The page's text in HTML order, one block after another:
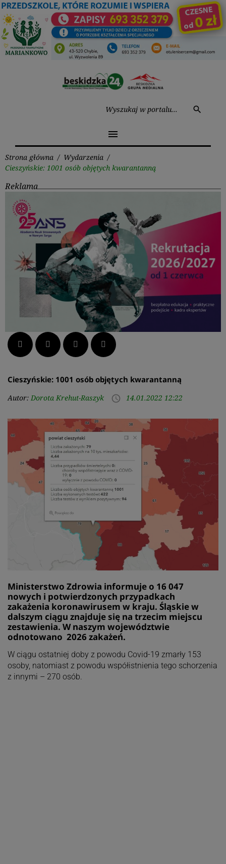
Przejdź
do
treści
search
menu
Strona główna / Wydarzenia /
Cieszyńskie: 1001 osób objętych kwarantanną
Reklama
Facebook Twitter LinkedIn Pinterest
Cieszyńskie: 1001 osób objętych kwarantanną
Autor: Dorota Krehut-Raszyk access_time 14.01.2022 12:22
Ministerstwo Zdrowia informuje o 16 047
nowych i potwierdzonych przypadkach
zakażenia koronawirusem w kraju. Śląskie w
dalszym ciągu znajduje się na trzecim miejscu
zestawienia. W naszym województwie
odnotowano 2026 zakażeń.
W ciągu ostatniej doby z powodu Covid-19 zmarły 153
osoby, natomiast z powodu współistnienia tego schorzenia
z innymi – 270 osób.